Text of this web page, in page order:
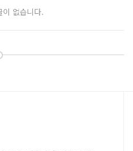
없습니다.